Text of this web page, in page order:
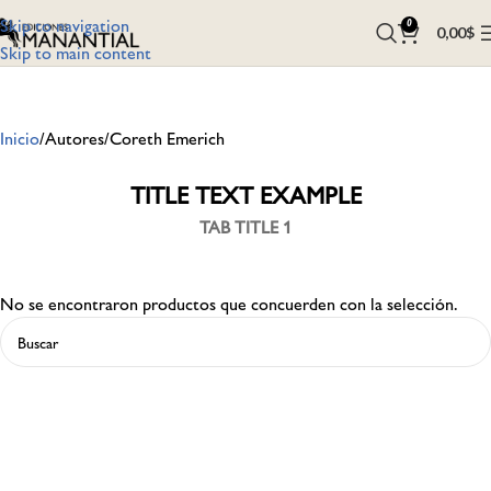
Skip to navigation
Skip to main content
0 0,00$
Inicio Autores Coreth Emerich
TITLE TEXT EXAMPLE
TAB TITLE 1
No se encontraron productos que concuerden con la selección.